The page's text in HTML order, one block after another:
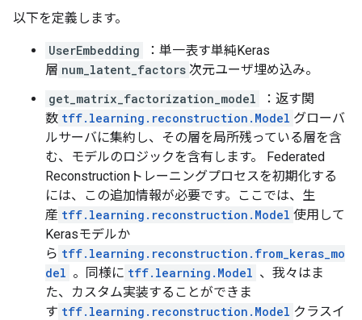
以下を定義します。
UserEmbedding
：単一表す単純Keras
層 num_latent_factors 次元ユーザ埋め込み。
get_matrix_factorization_model
：返す関
数 tff.learning.reconstruction.Model グローバ
ルサーバに集約し、その層を局所残っている層を含
む、モデルのロジックを含有します。 Federated
Reconstructionトレーニングプロセスを初期化する
には、この追加情報が必要です。ここでは、生
産 tff.learning.reconstruction.Model 使用して
Kerasモデルか
ら tff.learning.reconstruction.from_keras_mo
del 。同様に tff.learning.Model 、我々はま
た、カスタム実装することができま
す tff.learning.reconstruction.Model クラスイ